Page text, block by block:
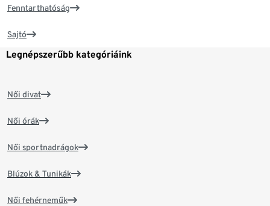
Fenntarthatóság
Sajtó
Legnépszerűbb kategóriáink
Női divat
Női órák
Női sportnadrágok
Blúzok & Tunikák
Női fehérneműk